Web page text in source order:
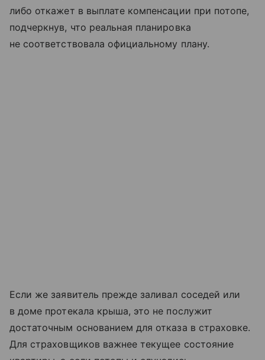
либо откажет в выплате компенсации при потопе,
подчеркнув, что реальная планировка
не соответствовала официальному плану.
Если же заявитель прежде заливал соседей или
в доме протекала крыша, это не послужит
достаточным основанием для отказа в страховке.
Для страховщиков важнее текущее состояние